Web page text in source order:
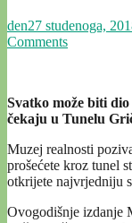
den27 studenoga,
Comments
Svatko može biti
čekaju u Tunelu
Muzej realnosti
prošećete kroz tunel
otkrijete najvrjedniju
Ovogodišnje izdanje